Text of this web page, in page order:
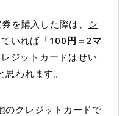
を購入した際は、 シ
ていれば「100円＝2マ
ジットカードはせい
われます。
のクレジットカードで